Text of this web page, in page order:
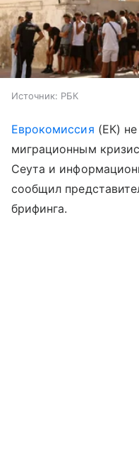
Источник: РБК
Еврокомиссия (ЕК)
миграционным
Сеута и
сообщил
брифинга.